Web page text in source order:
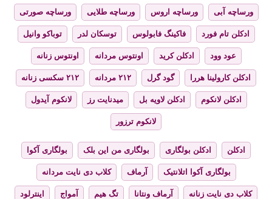
ورساچه آبی ورساچه اروس ورساچه طلایی ورساچه صورتی
ادکلن تام فورد فاکینگ فابولوس توسکان لدر توباکو وانیل
عود وود ادکلن کرید اونتوس مردانه اونتوس زنانه
ادکلن کارولینا هررا گود گرل ۲۱۲ مردانه ۲۱۲ سکسی زنانه
ادکلن لانکوم ادکلن لاویه بل میدنایت رز لانکوم آیدول
لانکوم ترزور
ادکلن ادکلن بولگاری بولگاری من این بلک بولگاری آکوا
بولگاری آکوا اتلانتیک آرماف کلاب دی نایت مردانه
کلاب دی نایت زنانه آرماف ونتانا تگ هیم آمواج اینترلود